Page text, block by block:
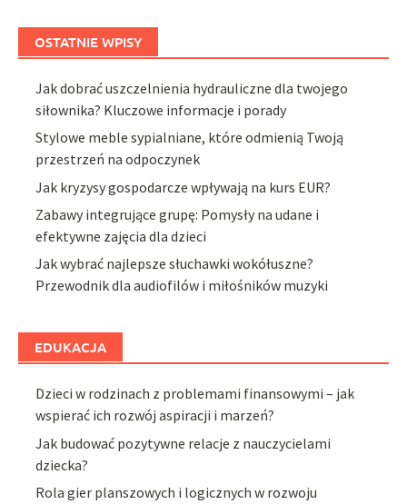
OSTATNIE WPISY
Jak dobrać uszczelnienia hydrauliczne dla twojego
siłownika? Kluczowe informacje i porady
Stylowe meble sypialniane, które odmienią Twoją
przestrzeń na odpoczynek
Jak kryzysy gospodarcze wpływają na kurs EUR?
Zabawy integrujące grupę: Pomysły na udane i
efektywne zajęcia dla dzieci
Jak wybrać najlepsze słuchawki wokółuszne?
Przewodnik dla audiofilów i miłośników muzyki
EDUKACJA
Dzieci w rodzinach z problemami finansowymi – jak
wspierać ich rozwój aspiracji i marzeń?
Jak budować pozytywne relacje z nauczycielami
dziecka?
Rola gier planszowych i logicznych w rozwoju